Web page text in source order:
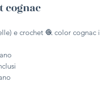
cognac
e crochet 🧶 color